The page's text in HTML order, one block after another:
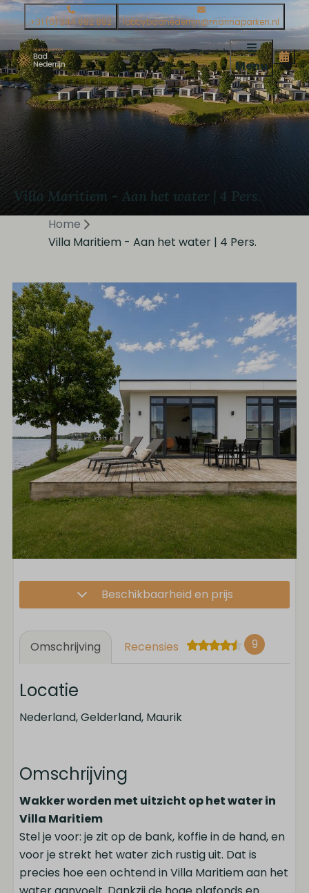
+31 (0) 344 692 892 lobbybadnederrijn@marinaparken.nl
Menu
Villa Maritiem - Aan het water | 4 Pers.
Home
Villa Maritiem - Aan het water | 4 Pers.
Beschikbaarheid en prijs
Omschrijving Recensies 9
Locatie
Nederland, Gelderland, Maurik
Omschrijving
Wakker worden met uitzicht op het water in
Villa Maritiem
Stel je voor: je zit op de bank, koffie in de hand, en
voor je strekt het water zich rustig uit. Dat is
precies hoe een ochtend in Villa Maritiem aan het